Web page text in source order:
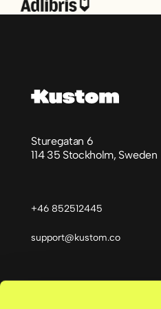
Sturegatan 6
114 35 Stockholm, Sweden
+46 852512445
support@kustom.co